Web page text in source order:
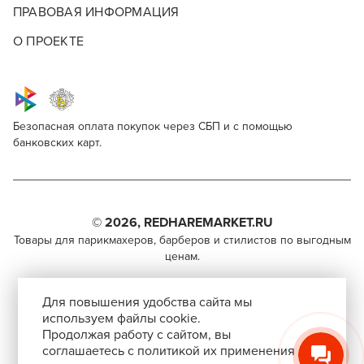
ПРАВОВАЯ ИНФОРМАЦИЯ
О ПРОЕКТЕ
Безопасная оплата покупок через СБП и с помощью
банковских карт.
© 2026, REDHAREMARKET.RU
Товары для парикмахеров, барберов и стилистов по выгодным
ценам.
+7 (495) 981-65-84
info@redhare.ru
г. Москва, ул. Нижняя Красносельская, 35-64,
Для повышения удобства сайта мы
используем файлы cookie.
Продолжая работу с сайтом, вы
соглашаетесь с политикой их применения
СКОПИРОВАТЬ ССЫЛКУ
ВКОНТАКТЕ
WHATSAPP
парикмахерам, барберам, колористам и другим
специалистам бьюти-индустрии.